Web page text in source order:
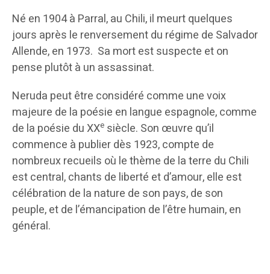
Né en 1904 à Parral, au Chili, il meurt quelques
jours après le renversement du régime de Salvador
Allende, en 1973. Sa mort est suspecte et on
pense plutôt à un assassinat.
Neruda peut être considéré comme une voix
majeure de la poésie en langue espagnole, comme
de la poésie du XXe siècle. Son œuvre qu’il
commence à publier dès 1923, compte de
nombreux recueils où le thème de la terre du Chili
est central, chants de liberté et d’amour, elle est
célébration de la nature de son pays, de son
peuple, et de l’émancipation de l’être humain, en
général.